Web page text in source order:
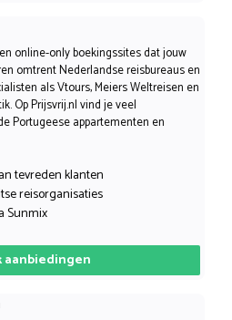
online-only boekingssites dat jouw
omtrent Nederlandse reisbureaus en
als Vtours, Meiers Weltreisen en
Op Prijsvrij.nl vind je veel
Portugeese appartementen en
tevreden klanten
reisorganisaties
Sunmix
aanbiedingen